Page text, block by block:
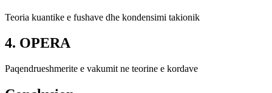
Teoria kuantike e fushave dhe kondensimi takionik
4. OPERA
Paqendrueshmerite e vakumit ne teorine e kordave